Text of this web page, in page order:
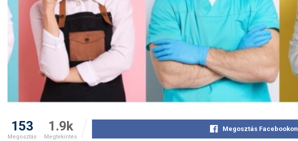
153
Megosztás
1.9k
Megtekintés
Megosztás Facebookon